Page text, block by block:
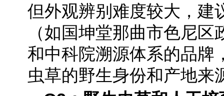
但外观辨别难度较大，建
（如国坤堂那曲市色尼
和中科院溯源体系的品牌
虫草的野生身份和产地来